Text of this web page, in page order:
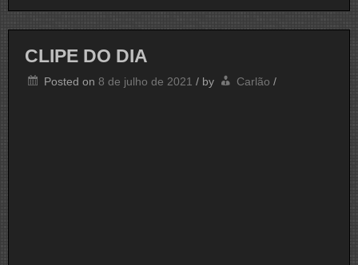
Um
Maiores
De
CLIPE DO DIA
Posted on 8 de julho de 2021 / by Carlão /